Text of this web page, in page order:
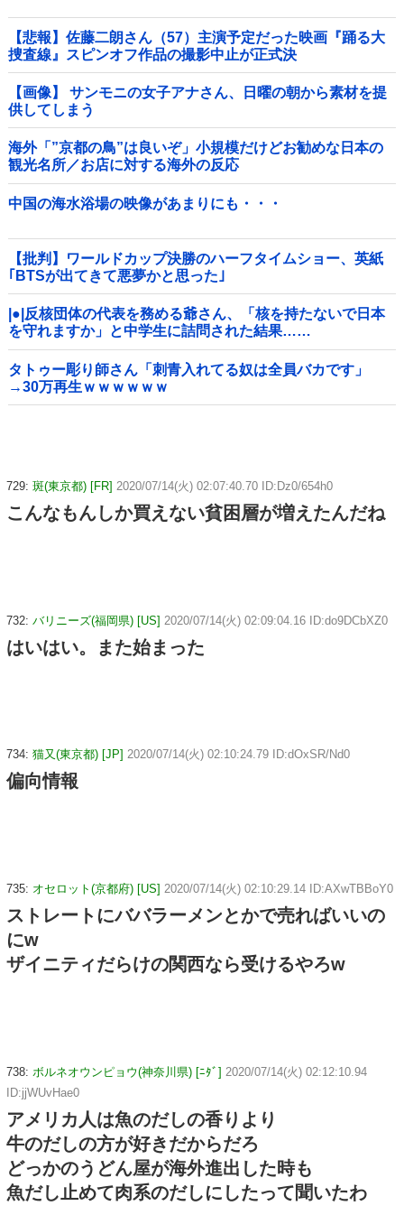
【悲報】佐藤二朗さん（57）主演予定だった映画『踊る大
捜査線』スピンオフ作品の撮影中止が正式決
定・・・・・・・・・他
【画像】 サンモニの女子アナさん、日曜の朝から素材を提
供してしまう
海外「”京都の鳥”は良いぞ」小規模だけどお勧めな日本の
観光名所／お店に対する海外の反応
中国の海水浴場の映像があまりにも・・・
【批判】ワールドカップ決勝のハーフタイムショー、英紙
｢BTSが出てきて悪夢かと思った｣
|●|反核団体の代表を務める爺さん、「核を持たないで日本
を守れますか」と中学生に詰問された結果……
タトゥー彫り師さん「刺青入れてる奴は全員バカです」
→30万再生ｗｗｗｗｗｗ
729: 斑(東京都) [FR] 2020/07/14(火) 02:07:40.70 ID:Dz0/654h0
こんなもんしか買えない貧困層が増えたんだね
732: バリニーズ(福岡県) [US] 2020/07/14(火) 02:09:04.16 ID:do9DCbXZ0
はいはい。また始まった
734: 猫又(東京都) [JP] 2020/07/14(火) 02:10:24.79 ID:dOxSR/Nd0
偏向情報
735: オセロット(京都府) [US] 2020/07/14(火) 02:10:29.14 ID:AXwTBBoY0
ストレートにババラーメンとかで売ればいいの
にw
ザイニティだらけの関西なら受けるやろw
738: ボルネオウンピョウ(神奈川県) [ﾆﾀﾞ] 2020/07/14(火) 02:12:10.94
ID:jjWUvHae0
アメリカ人は魚のだしの香りより
牛のだしの方が好きだからだろ
どっかのうどん屋が海外進出した時も
魚だし止めて肉系のだしにしたって聞いたわ